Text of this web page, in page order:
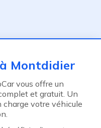
Montdidier
vous offre un
et gratuit. Un
votre véhicule